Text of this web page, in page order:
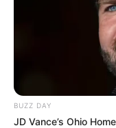
BUZZ DAY
JD Vance’s Ohio